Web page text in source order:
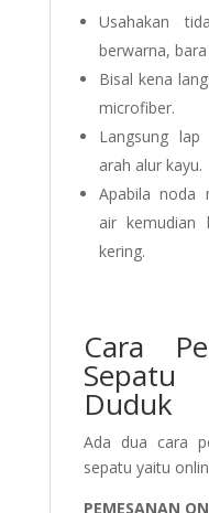
Usahakan
berwarna,
Bisal kena
microfiber.
Langsung
arah alur kayu.
Apabila noda
air kemudian
kering.
Cara
Sepatu
Duduk
Ada dua cara
sepatu yaitu
PEMESANAN